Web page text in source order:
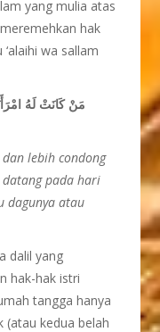
yang mulia atas
hak
wa sallam
مَنْ كَانَتْ لَهُ
lebih condong
pada hari
dagunya atau
dalil yang
hak-hak istri
tangga hanya
(atau kedua belah